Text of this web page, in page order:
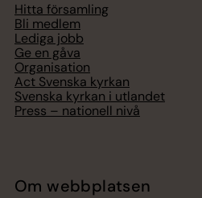
Hitta församling
Bli medlem
Lediga jobb
Ge en gåva
Organisation
Act Svenska kyrkan
Svenska kyrkan i utlandet
Press – nationell nivå
Om webbplatsen